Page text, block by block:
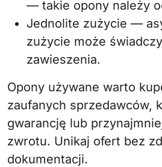
— takie opony należy
Jednolite zużycie —
zużycie może
zawieszenia.
Opony używane warto
zaufanych sprzedawców,
gwarancję lub
zwrotu. Unikaj ofert bez
dokumentacji.